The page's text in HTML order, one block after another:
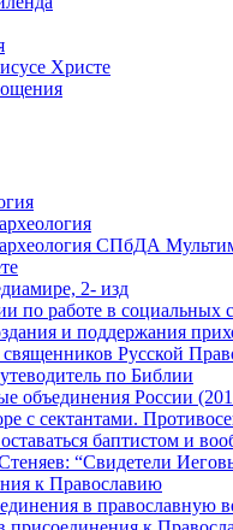
Христе
СПбДА
2- изд
по работе в
и поддержания
Русской
по Библии
объединения России
с сектантами.
баптистом и
“Свидетели
к Православию
в православную